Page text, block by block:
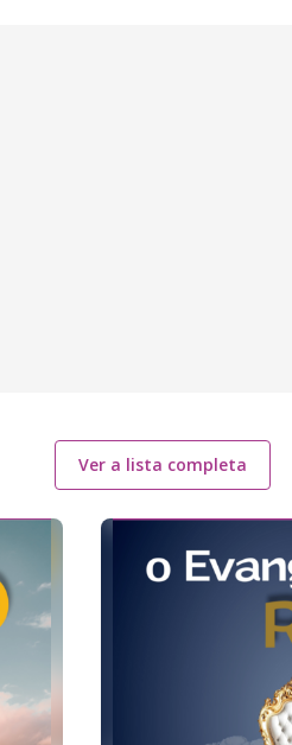
Ver a lista completa